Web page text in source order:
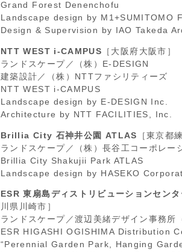
Grand Forest Denenchofu
Landscape design by M1+SUMITOMO
Design & Supervision by IAO Takeda
NTT WEST i-CAMPUS ［大阪府大阪市］
ランドスケープ／（株）E-DESIGN
建築設計／（株）NTTファシリティーズ
NTT WEST i-CAMPUS
Landscape design by E-DESIGN Inc.
Architecture by NTT FACILITIES, Inc.
Brillia City 石神井公園 ATLAS
［東京都
ランドスケープ／（株）長谷工コーポレー
Brillia City Shakujii Park ATLAS
Landscape design by HASEKO
ESR 東扇島ディストリビューションセンタ
川県川崎市］
ランドスケープ／渡辺美緒デザイン事務所
ESR HIGASHI OGISHIMA Distribution
“Perennial Garden Park, Hanging